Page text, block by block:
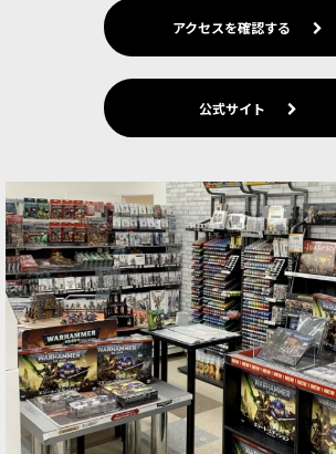
1点
シタデルミニチュアの制作にぴ
ツールがリニューアル。人間工
インで持ちやすさと安全性が向
た先端部分でモールドラインの
プレッダー M[63-27]
1,550円(税込)
4点
シタデルカラー：テクスチャー
ら、塗布に筆を使うと一発でオ
暴者も「テクスチャースプレッ
丈夫。適度にしなる大小二つの
[シタデル：モデリングツール]
グルー プラ用接着剤 流し込み
1,000円(税込)
4点
アクセスを確認する
公式サイト